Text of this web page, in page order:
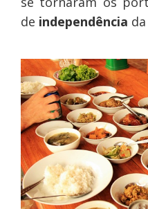
de independência